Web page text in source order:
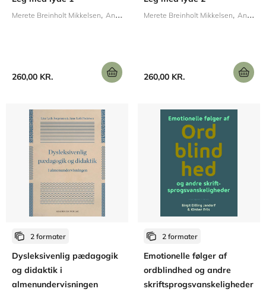
Merete Breinholt Mikkelsen Anette Bøge Degn
260,00 KR.
Merete Breinholt Mikkelsen Anette Bøge Degn
260,00 KR.
2 formater
Dysleksivenlig pædagogik
og didaktik i
almenundervisningen
2 formater
Emotionelle følger af
ordblindhed og andre
skriftsprogsvanskeligheder